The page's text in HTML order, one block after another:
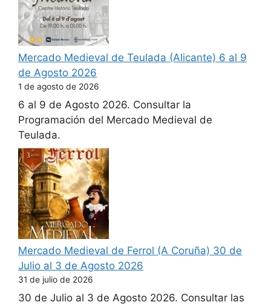
Mercado Medieval de Teulada (Alicante) 6 al 9
de Agosto 2026
1 de agosto de 2026
6 al 9 de Agosto 2026. Consultar la
Programación del Mercado Medieval de
Teulada.
Mercado Medieval de Ferrol (A Coruña) 30 de
Julio al 3 de Agosto 2026
31 de julio de 2026
30 de Julio al 3 de Agosto 2026. Consultar las